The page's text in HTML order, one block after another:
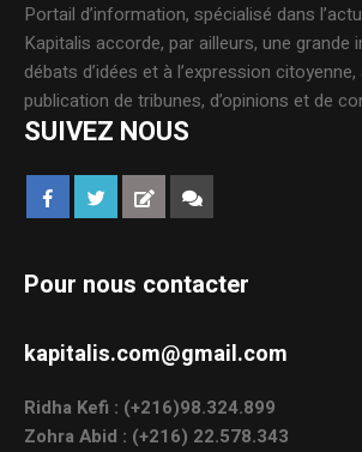
Portail d’information, spécialisé dans
Kapitalis accorde, par ailleurs, une grande
débats d’idées et à l’expression
publication de tribunes, d’opinions et de
SUIVEZ NOUS
Pour nous contacter
kapitalis.com@gmail.com
Ridha Kefi : (+216)98.324.899
Zohra Abid : (+216) 22.578.343